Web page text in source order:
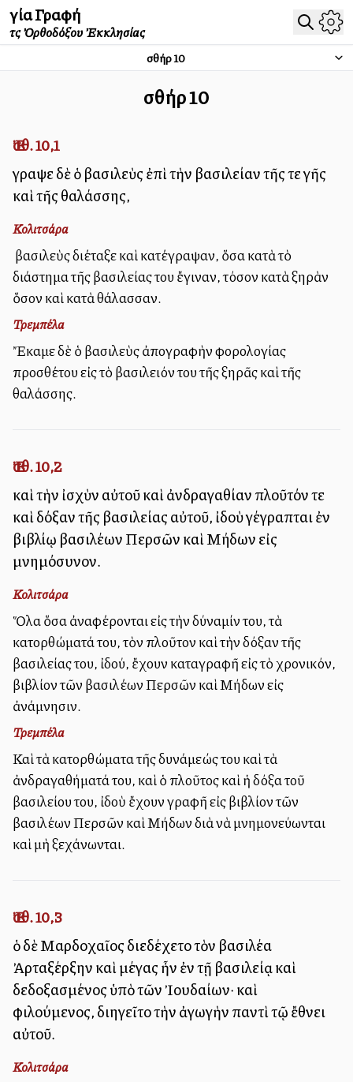
Ἁγία Γραφή
τῆς Ὀρθοδόξου Ἐκκλησίας
Ἐσθήρ10
Ἐσθήρ10
Ἐσθ. 10,1
Ἔγραψε δὲ ὁ βασιλεὺς ἐπὶ τὴν βασιλείαν τῆς τε γῆς
καὶ τῆς θαλάσσης,
Κολιτσάρα
Ὁ βασιλεὺς διέταξε καὶ κατέγραψαν, ὅσα κατὰ τὸ
διάστημα τῆς βασιλείας του ἔγιναν, τόσον κατὰ ξηρὰν
ὅσον καὶ κατὰ θάλασσαν.
Τρεμπέλα
Ἔκαμε δὲ ὁ βασιλεὺς ἀπογραφὴν φορολογίας
προσθέτου εἰς τὸ βασιλειόν του τῆς ξηρᾶς καὶ τῆς
θαλάσσης.
Ἐσθ. 10,2
καὶ τὴν ἰσχὺν αὐτοῦ καὶ ἀνδραγαθίαν πλοῦτόν τε
καὶ δόξαν τῆς βασιλείας αὐτοῦ, ἰδοὺ γέγραπται ἐν
βιβλίῳ βασιλέων Περσῶν καὶ Μήδων εἰς
μνημόσυνον.
Κολιτσάρα
Ὅλα ὅσα ἀναφέρονται εἰς τὴν δύναμίν του, τὰ
κατορθώματά του, τὸν πλοῦτον καὶ τὴν δόξαν τῆς
βασιλείας του, ἰδού, ἔχουν καταγραφῆ εἰς τὸ χρονικόν,
βιβλίον τῶν βασιλέων Περσῶν καὶ Μήδων εἰς
ἀνάμνησιν.
Τρεμπέλα
Καὶ τὰ κατορθώματα τῆς δυνάμεώς του καὶ τὰ
ἀνδραγαθήματά του, καὶ ὁ πλοῦτος καὶ ἡ δόξα τοῦ
βασιλείου του, ἰδοὺ ἔχουν γραφῆ εἰς βιβλίον τῶν
βασιλέων Περσῶν καὶ Μήδων διὰ νὰ μνημονεύωνται
καὶ μὴ ξεχάνωνται.
Ἐσθ. 10,3
ὁ δὲ Μαρδοχαῖος διεδέχετο τὸν βασιλέα
Ἀρταξέρξην καὶ μέγας ἦν ἐν τῇ βασιλείᾳ καὶ
δεδοξασμένος ὑπὸ τῶν Ἰουδαίων· καὶ
φιλούμενος, διηγεῖτο τὴν ἀγωγὴν παντὶ τῷ ἔθνει
αὐτοῦ.
Κολιτσάρα